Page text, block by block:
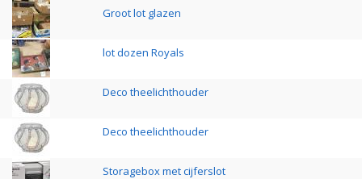
Groot lot glazen
lot dozen Royals
Deco theelichthouder
Deco theelichthouder
Storagebox met cijferslot